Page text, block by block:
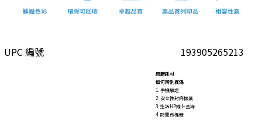
UPC 編號 193905265213
原廠耗材
如何辨別真偽
1. 手機驗證
2. 安全性封條標籤
3. 造訪HP線上查詢
4. 防竄改標籤